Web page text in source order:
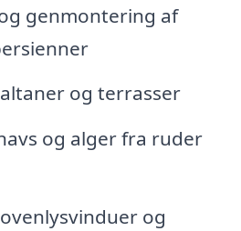
genmontering af
og terrasser
og alger fra ruder
og